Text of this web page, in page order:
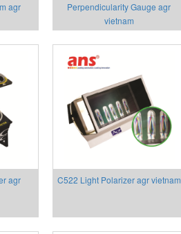
agr
Perpendicularity Gauge agr
vietnam
agr
C522 Light Polarizer agr vietnam